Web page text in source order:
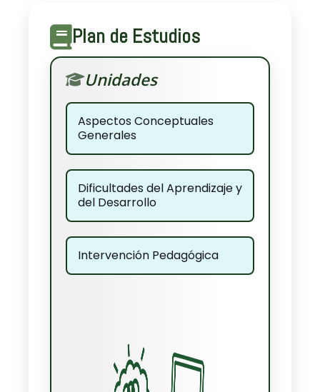
Plan de Estudios
Unidades
Aspectos Conceptuales
Generales
Dificultades del Aprendizaje y
del Desarrollo
Intervención Pedagógica